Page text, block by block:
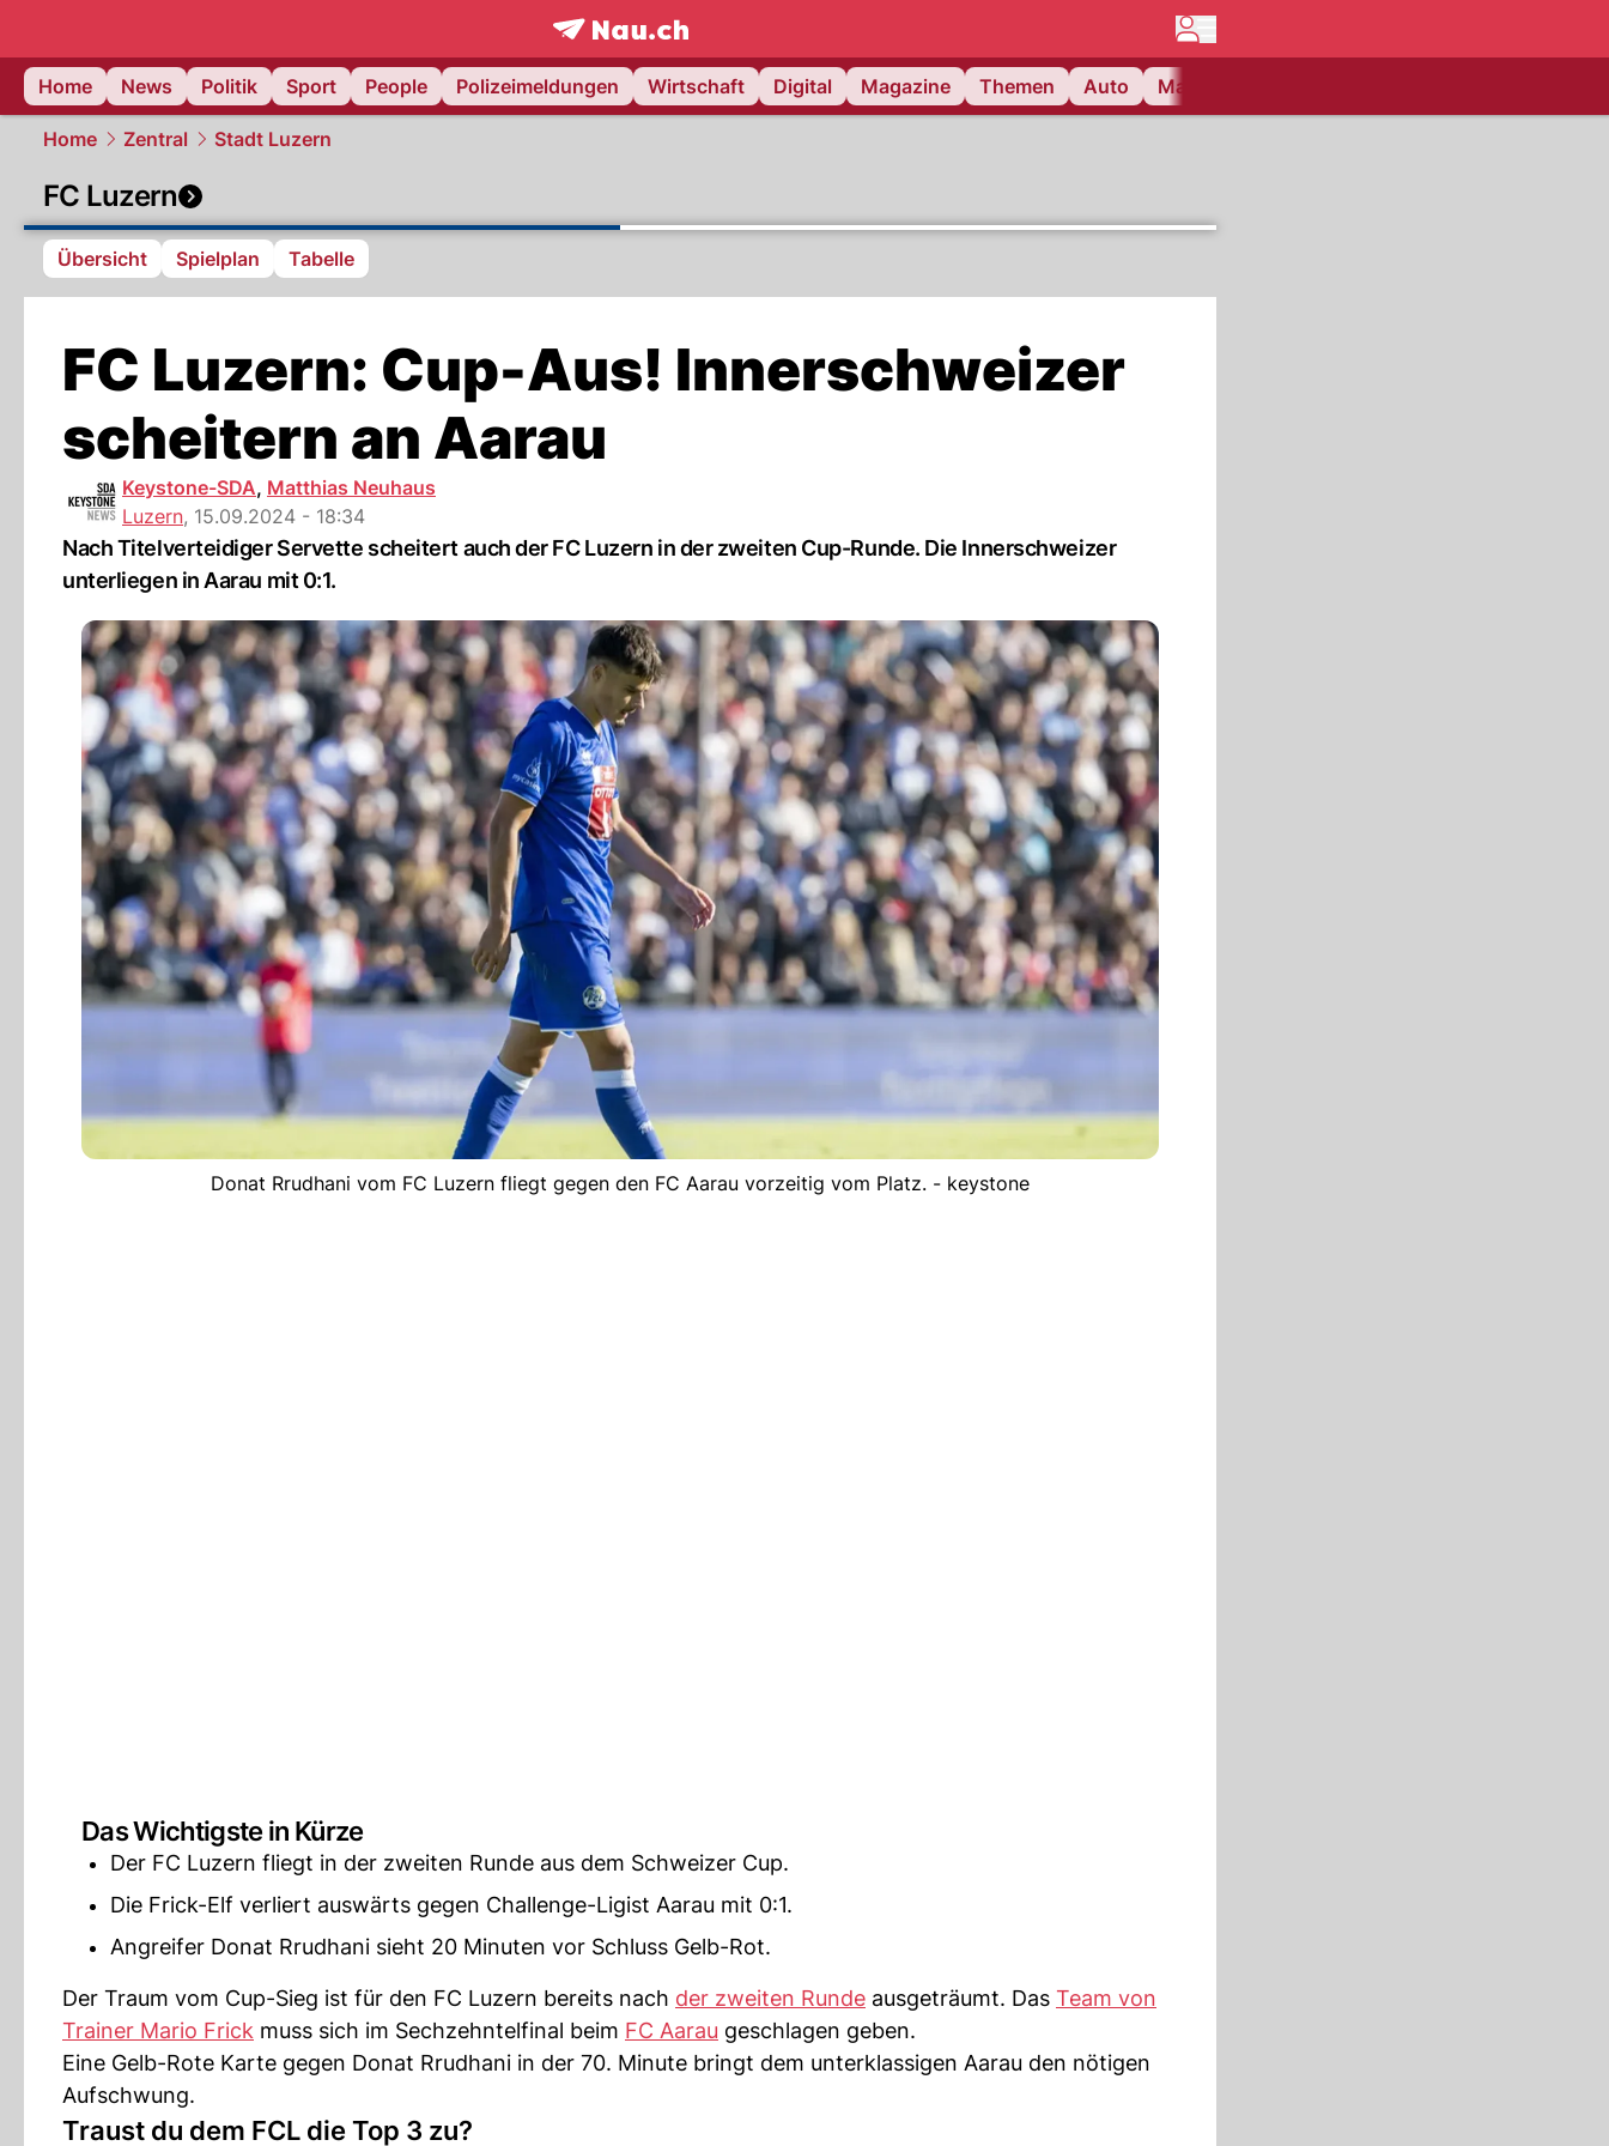
frontpage.NAU.ch
Home
News Politik Sport People Polizeimeldungen Wirtschaft Digital Magazine Themen Auto Matchcenter
Home Zentral Stadt Luzern
FC Luzern
Übersicht Spielplan Tabelle
FC Luzern: Cup-Aus! Innerschweizer
scheitern an Aarau
Keystone-SDA, Matthias Neuhaus
Luzern, 15.09.2024 - 18:34
Nach Titelverteidiger Servette scheitert auch der FC Luzern in der zweiten Cup-Runde. Die Innerschweizer
unterliegen in Aarau mit 0:1.
Donat Rrudhani vom FC Luzern fliegt gegen den FC Aarau vorzeitig vom Platz. - keystone
Das Wichtigste in Kürze
Der FC Luzern fliegt in der zweiten Runde aus dem Schweizer Cup.
Die Frick-Elf verliert auswärts gegen Challenge-Ligist Aarau mit 0:1.
Angreifer Donat Rrudhani sieht 20 Minuten vor Schluss Gelb-Rot.
Der Traum vom Cup-Sieg ist für den FC Luzern bereits nach der zweiten Runde ausgeträumt. Das Team von
Trainer Mario Frick muss sich im Sechzehntelfinal beim FC Aarau geschlagen geben.
Eine Gelb-Rote Karte gegen Donat Rrudhani in der 70. Minute bringt dem unterklassigen Aarau den nötigen
Aufschwung.
Traust du dem FCL die Top 3 zu?